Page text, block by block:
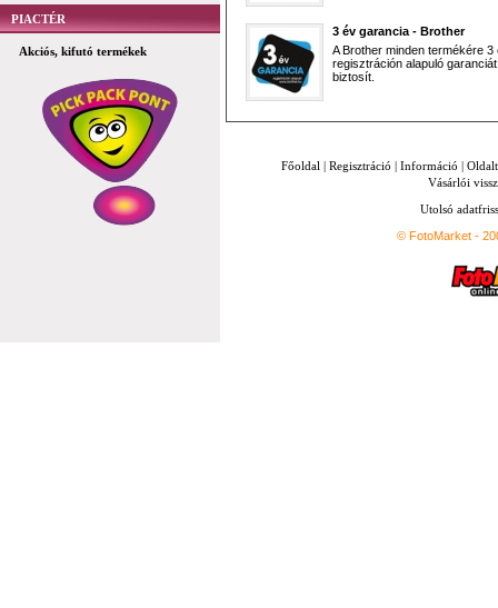
PIACTÉR
Akciós, kifutó termékek
3 év garancia - Brother
A Brother minden termékére 3
regisztráción alapuló garanciát
biztosít.
Főoldal | Regisztráció | Információ |
Vásárlói
Utolsó
© FotoMarket -